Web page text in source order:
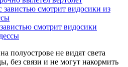
смотрит видосики
полуострове не видят света
без связи и не могут накормить